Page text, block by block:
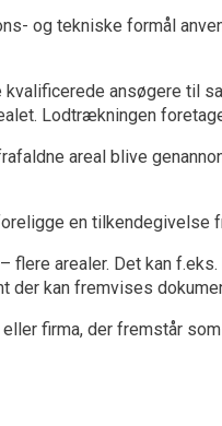
og tekniske formål
kvalificerede ansøgere til
Lodtrækningen
areal blive
en tilkendegivelse
arealer. Det kan
kan fremvises
firma, der fremstår